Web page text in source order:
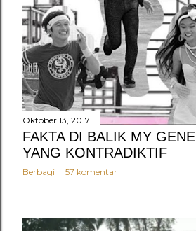
Oktober 13, 2017
FAKTA DI BALIK MY
YANG KONTRADIKTIF
Berbagi 57 komentar